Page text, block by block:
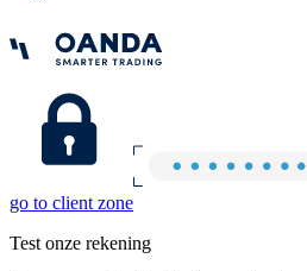
go to client zone
Test onze rekening